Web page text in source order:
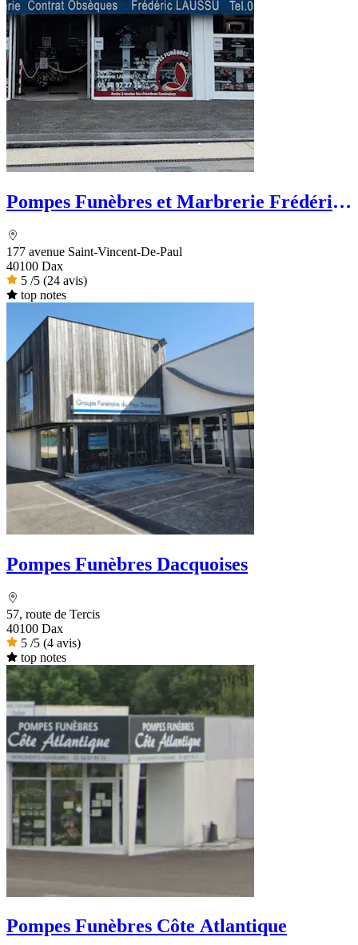
Pompes Funèbres et Marbrerie Frédéric
177 avenue Saint-Vincent-De-Paul
40100 Dax
5 /5 (24 avis)
top notes
Pompes Funèbres Dacquoises
57, route de Tercis
40100 Dax
5 /5 (4 avis)
top notes
Pompes Funèbres Côte Atlantique